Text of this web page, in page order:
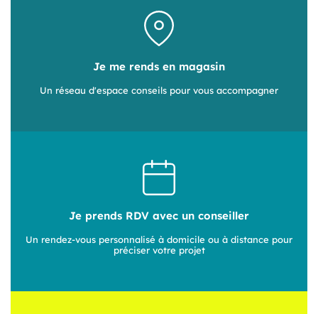
Je me rends en magasin
Un réseau d'espace conseils pour vous accompagner
Je prends RDV avec un conseiller
Un rendez-vous personnalisé à domicile ou à distance pour
préciser votre projet